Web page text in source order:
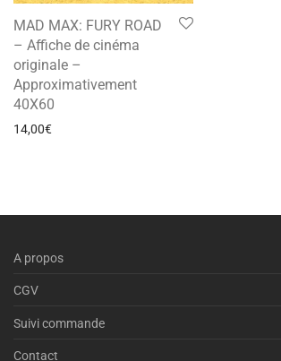
MAD MAX: FURY ROAD
– Affiche de cinéma
originale –
Approximativement
40X60
14,00€
A propos
CGV
Suivi commande
Contact